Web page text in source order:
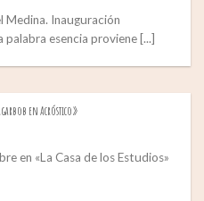
Medina. Inauguración
esencia proviene [...]
en Acróstico»
en «La Casa de los Estudios»